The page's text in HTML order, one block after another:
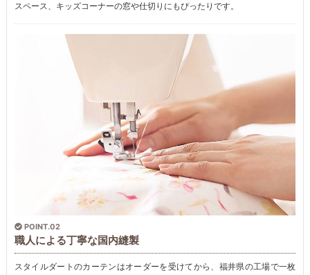
スペース、キッズコーナーの窓や仕切りにもぴったりです。
POINT.02
職人による丁寧な国内縫製
スタイルダートのカーテンはオーダーを受けてから、福井県の工場で一枚